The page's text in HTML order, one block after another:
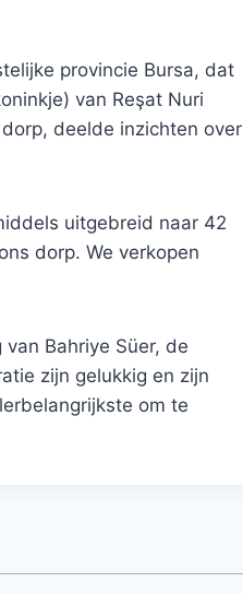
provincie Bursa, dat
van Reşat Nuri
dorp, deelde inzichten over
uitgebreid naar 42
dorp. We verkopen
Bahriye Süer, de
zijn gelukkig en zijn
om te